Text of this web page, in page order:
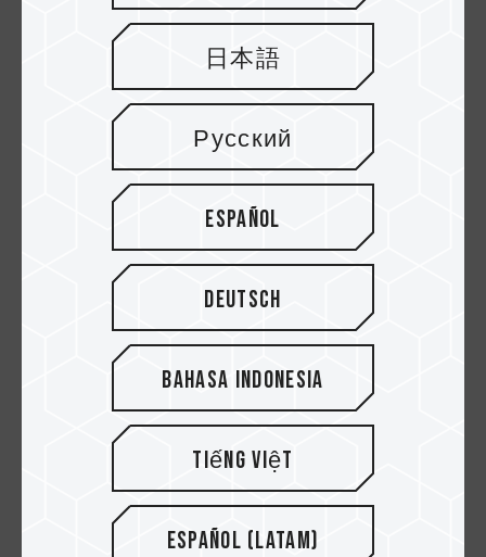
09.FEB.2022
Bo mạch chủ Intel Z690 Series có
thực sự đáng mua không? Tôi n...
日本語
Русский
Español
Deutsch
Bahasa Indonesia
Tiếng Việt
Español (Latam)